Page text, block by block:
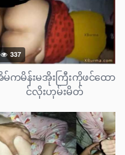
337
ကမိန်းမအိုးကြီးကိုဖင်ထော
င်လိုးဟုမ်းမိတ်